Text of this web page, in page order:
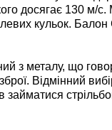
досягає 130 м/с.
кульок. Балон
з металу, що
Відмінний
займатися